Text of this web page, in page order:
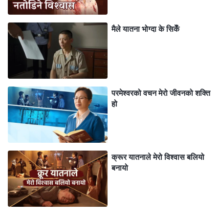
परमेश्‍वरका वचनहरूको एउटा भजनको बारेमा विचार गरेँ: “
नबन्, कमजोर नबन्, अनि म तेरो लागि सबै कुरो स्पष्ट बनाउनेछु।
राज्यमा पुग्‍ने मार्ग सहज छैन; कुनै पनि कुरो त्यति साधारण छैन!
तिमीहरूकहाँ आशिष सहजै आएको नै तिमीहरू चाहन्छौ। आज सबैले
कठिन परीक्षाको सामना गर्नु पर्नेछ। यस्तो परीक्षाविना मेरो निम्ति
तिमीहरूसँग भएको प्रेम बलियो हुन सक्दैन अनि तिमीहरूमा मेरो निम्ति
साँचो प्रेम हुनेछैन। यस्ता परीक्षाहरू स-साना परिस्थितिहरूले
भरिएका भए तापनि सबैले यसबाट पार भएर नै जानुपर्नेछ, केवल
परीक्षाको कठिनाइ व्यक्ति अनुरूप फरक हुनेगर्छ। परीक्षाहरू मैले
दिएका आशिषहरू हुन्, अनि तिमीहरूमध्ये कति जना मकहाँ बारम्बार
आएर मेरो आशीर्वादको निम्ति घुँड़ा टेकेर प्रार्थना गर्छौ? तिमीहरू सधैँ
यो सोच्छौ कि केही ठूलठूला शब्दहरू मेरा आशीर्वादहरू हुन्। तरै पनि
तिक्तता पनि आशीर्वादहरू हुन् भन्ने तिमीहरू जान्दैनौ
मैले यातना भोग्दा के सिकेँ
परमेश्वरको वचन मेरो जीवनको शक्ति
हो
क्रूर यातनाले मेरो विश्‍वास बलियो
बनायो